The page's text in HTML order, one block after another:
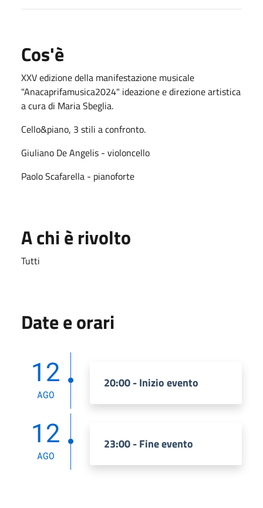
Cos'è
XXV edizione della manifestazione musicale
"Anacaprifamusica2024" ideazione e direzione artistica
a cura di Maria Sbeglia.
Cello&piano, 3 stili a confronto.
Giuliano De Angelis - violoncello
Paolo Scafarella - pianoforte
A chi è rivolto
Tutti
Date e orari
12
AGO
20:00 - Inizio evento
12
AGO
23:00 - Fine evento